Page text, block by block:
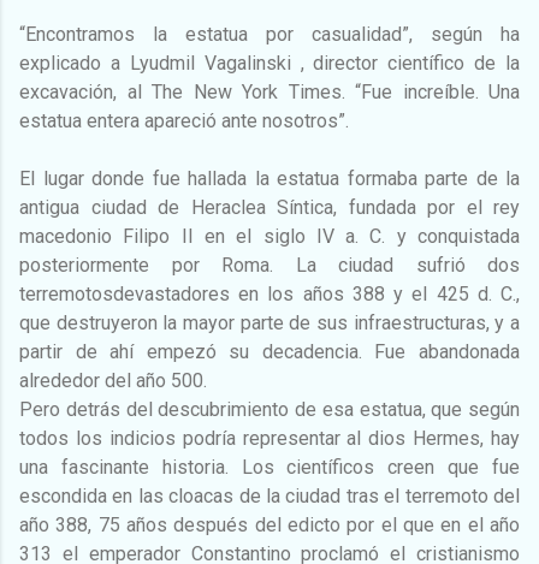
“Encontramos la estatua por casualidad”, según ha
explicado a Lyudmil Vagalinski , director científico de la
excavación, al The New York Times. “Fue increíble. Una
estatua entera apareció ante nosotros”.
El lugar donde fue hallada la estatua formaba parte de la
antigua ciudad de Heraclea Síntica, fundada por el rey
macedonio Filipo II en el siglo IV a. C. y conquistada
posteriormente por Roma. La ciudad sufrió dos
terremotosdevastadores en los años 388 y el 425 d. C.,
que destruyeron la mayor parte de sus infraestructuras, y a
partir de ahí empezó su decadencia. Fue abandonada
alrededor del año 500.
Pero detrás del descubrimiento de esa estatua, que según
todos los indicios podría representar al dios Hermes, hay
una fascinante historia. Los científicos creen que fue
escondida en las cloacas de la ciudad tras el terremoto del
año 388, 75 años después del edicto por el que en el año
313 el emperador Constantino proclamó el cristianismo